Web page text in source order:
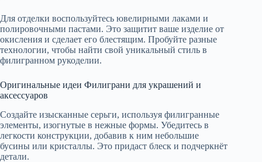
Для отделки воспользуйтесь ювелирными лаками и
полировочными пастами. Это защитит ваше изделие от
окисления и сделает его блестящим. Пробуйте разные
технологии, чтобы найти свой уникальный стиль в
филигранном рукоделии.
Оригинальные идеи Филиграни для украшений и
аксессуаров
Создайте изысканные серьги, используя филигранные
элементы, изогнутые в нежные формы. Убедитесь в
легкости конструкции, добавив к ним небольшие
бусины или кристаллы. Это придаст блеск и подчеркнёт
детали.